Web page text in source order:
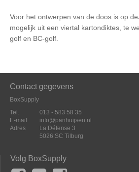
Voor het ontwerpen van de doos is op
mogelijk uit een viertal kartondiktes, te
golf en BC-golf.
Contact gegevens
BoxSupply
Tel.
013 - 583 58 35
E-mail
info@panhuijsen.nl
Adres
La Défense 3
5026 SC Tilburg
Volg BoxSupply